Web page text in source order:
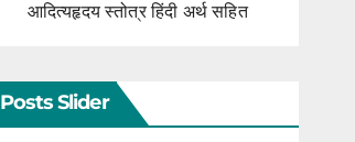
आदित्यहृदय स्तोत्र हिंदी अर्थ सहित
Posts Slider